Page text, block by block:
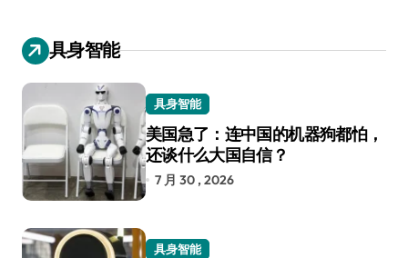
具身智能
具身智能
美国急了：连中国的机器狗都怕，
还谈什么大国自信？
7 月 30 , 2026
具身智能